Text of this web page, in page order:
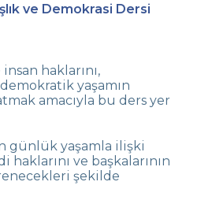
ve Demokrasi Dersi
haklarını,
yaşamın
amacıyla bu ders yer
günlük yaşamla ilişki
ve başkalarının
şekilde